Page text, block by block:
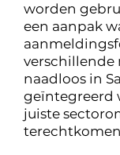
worden
een aanpak
verschillende
naadloos in
geïntegreerd
juiste